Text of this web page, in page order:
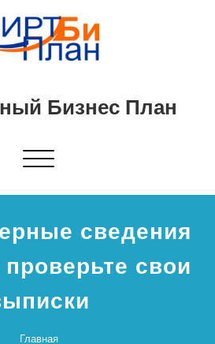
Бизнес План
Показать/
навигацию
сведения
свои
Главная